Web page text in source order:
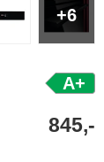
+6
A+
845,-